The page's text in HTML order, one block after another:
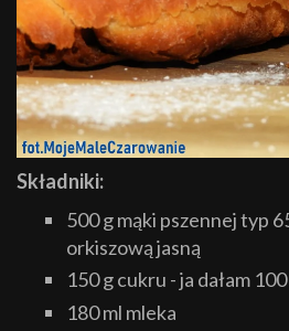
Składniki:
500 g mąki pszennej typ
orkiszową jasną
150 g cukru - ja dałam
180 ml mleka